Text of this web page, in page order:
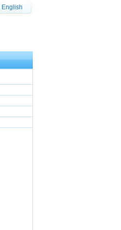
English